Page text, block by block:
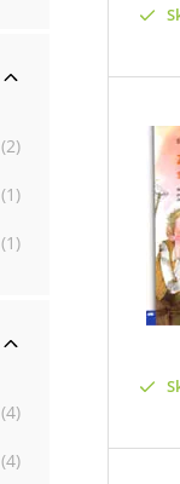
(2)
(1 )
(1 )
(4)
(4)